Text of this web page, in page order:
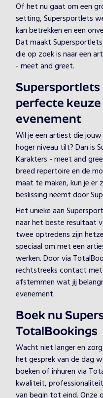
Of het nu gaat om een
setting, Supersportlets
kan betrekken en een
Dat maakt
die op zoek is naar een
- meet and greet.
Supersportlets
perfecte
evenement
Wil je een artiest die
hoger niveau tilt? Dan is
Karakters - meet and
breed repertoire en de
maat te maken, kun je er
beslissing neemt door
Het unieke aan
naar het beste resultaat
twee optredens zijn
speciaal om met een
werken. Door via
rechtstreeks contact
afstemmen wat jij
evenement.
Boek nu
TotalBookings
Wacht niet langer en
het gesprek van de dag
boeken of inhuren via
kwaliteit,